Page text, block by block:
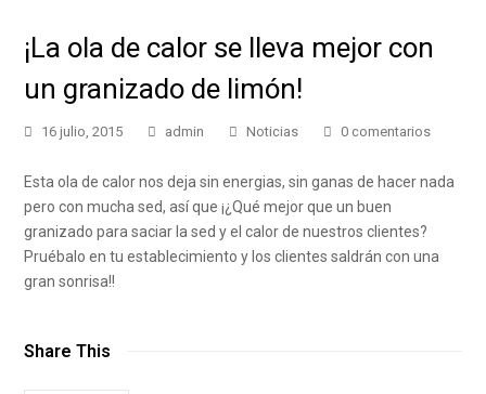
¡La ola de calor se lleva mejor con
un granizado de limón!
16 julio, 2015 admin Noticias 0 comentarios
Esta ola de calor nos deja sin energias, sin ganas de hacer nada
pero con mucha sed, así que ¡¿Qué mejor que un buen
granizado para saciar la sed y el calor de nuestros clientes?
Pruébalo en tu establecimiento y los clientes saldrán con una
gran sonrisa!!
Share This